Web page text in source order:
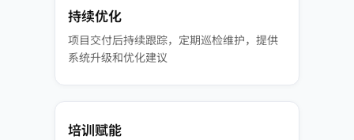
持续优化
项目交付后持续跟踪，定期巡检维护，提供
系统升级和优化建议
培训赋能